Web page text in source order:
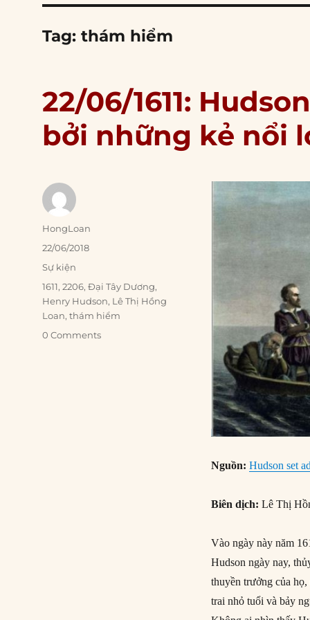
Tag:thám hiểm
22/06/1611:
bởi những kẻ nổi
Nguồn: Hudson set
Biên dịch: Lê Thị
Vào ngày này năm
Hudson ngày nay,
thuyền trưởng của
trai nhỏ tuổi và bảy
Author
HongLoan
Posted
22/06/2018
Categories
Sự kiện
Tags
1611,2206,Đại Tây Dương,
Henry Hudson, Lê Thị Hồng
Loan,thám hiểm
0 Comments